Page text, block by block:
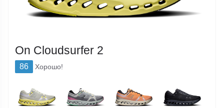
On Cloudsurfer 2
86 Хорошо!